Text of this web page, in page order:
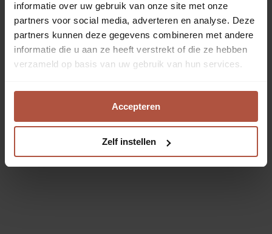
informatie over uw gebruik van onze site met onze
partners voor social media, adverteren en analyse. Deze
partners kunnen deze gegevens combineren met andere
informatie die u aan ze heeft verstrekt of die ze hebben
verzameld op basis van uw gebruik van hun services.
Accepteren
Zelf instellen